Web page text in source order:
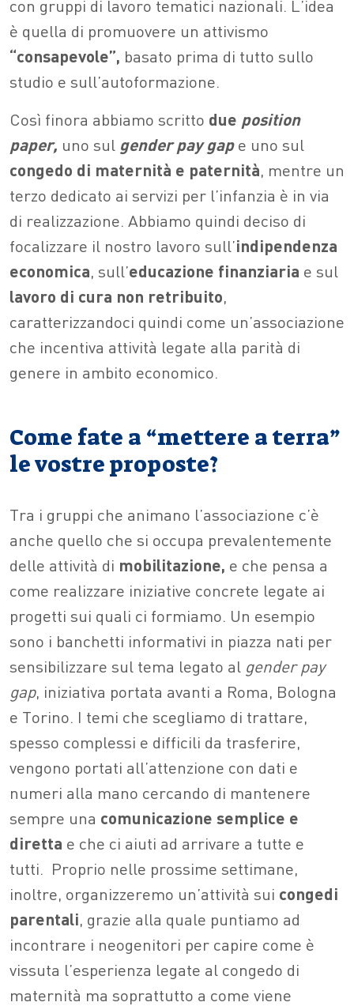
con gruppi di lavoro tematici nazionali. L’idea
è quella di promuovere un attivismo
“consapevole”, basato prima di tutto sullo
studio e sull’autoformazione.
Così finora abbiamo scritto due position
paper, uno sul gender pay gape uno sul
congedo di maternità e paternità, mentre un
terzo dedicato ai servizi per l’infanzia è in via
di realizzazione. Abbiamo quindi deciso di
focalizzare il nostro lavoro sull’indipendenza
economica, sull’educazione finanziaria e sul
lavoro di cura non retribuito,
caratterizzandoci quindi come un’associazione
che incentiva attività legate alla parità di
genere in ambito economico.
Come fate a “mettere a terra”
le vostre proposte?
Tra i gruppi che animano l’associazione c’è
anche quello che si occupa prevalentemente
delle attività di mobilitazione, e che pensa a
come realizzare iniziative concrete legate ai
progetti sui quali ci formiamo. Un esempio
sono i banchetti informativi in piazza nati per
sensibilizzare sul tema legato al gender pay
gap, iniziativa portata avanti a Roma, Bologna
e Torino. I temi che scegliamo di trattare,
spesso complessi e difficili da trasferire,
vengono portati all’attenzione con dati e
numeri alla mano cercando di mantenere
sempre una comunicazione semplice e
diretta e che ci aiuti ad arrivare a tutte e
tutti. Proprio nelle prossime settimane,
inoltre, organizzeremo un’attività sui congedi
parentali, grazie alla quale puntiamo ad
incontrare i neogenitori per capire come è
vissuta l’esperienza legate al congedo di
maternità ma soprattutto a come viene